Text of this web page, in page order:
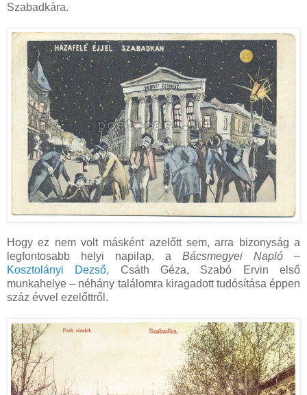
Szabadkára.
Hogy ez nem volt másként azelőtt sem, arra bizonyság a
legfontosabb helyi napilap, a Bácsmegyei Napló –
Kosztolányi Dezső, Csáth Géza, Szabó Ervin első
munkahelye – néhány találomra kiragadott tudósítása éppen
száz évvel ezelőttről.